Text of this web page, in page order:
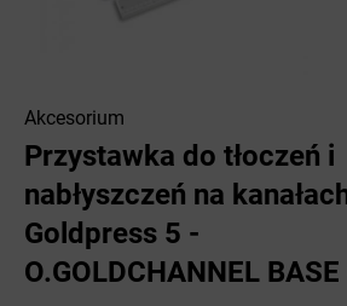
Akcesorium
Przystawka do tłoczeń i
nabłyszczeń na
Goldpress 5 -
O.GOLDCHANNEL BASE